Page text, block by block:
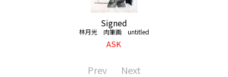
Signed
林月光 肉筆画 untitled
ASK
Prev Next